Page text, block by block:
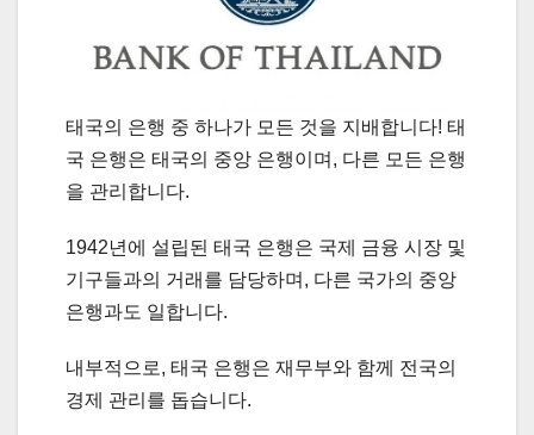
태국의 은행 중 하나가 모든 것을 지배합니다! 태
국 은행은 태국의 중앙 은행이며, 다른 모든 은행
을 관리합니다.
1942년에 설립된 태국 은행은 국제 금융 시장 및
기구들과의 거래를 담당하며, 다른 국가의 중앙
은행과도 일합니다.
내부적으로, 태국 은행은 재무부와 함께 전국의
경제 관리를 돕습니다.